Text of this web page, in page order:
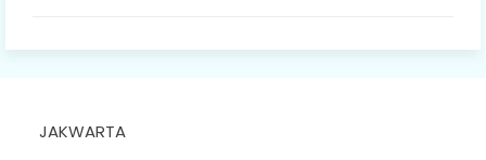
JAKWARTA